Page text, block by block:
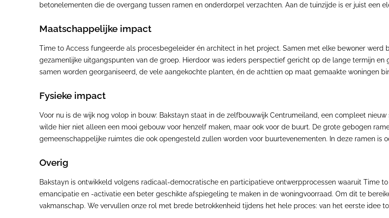
betonelementen die de overgang tussen ramen en onderdorpel verzachten. Aan de tuinzijde is er juist een
Maatschappelijke impact
Time to Access fungeerde als procesbegeleider én architect in het project. Samen met elke bewoner
gezamenlijke uitgangspunten van de groep. Hierdoor was ieders perspectief gericht op de lange termijn
samen worden georganiseerd, de vele aangekochte planten, én de achttien op maat gemaakte woningen
Fysieke impact
Voor nu is de wijk nog volop in bouw: Bakstayn staat in de zelfbouwwijk Centrumeiland, een compleet
wilde hier niet alleen een mooi gebouw voor henzelf maken, maar ook voor de buurt. De grote gebogen
gemeenschappelijke ruimtes die ook opengesteld zullen worden voor buurtevenementen. In deze ramen is
Overig
Bakstayn is ontwikkeld volgens radicaal-democratische en participatieve ontwerpprocessen waaruit Time
emancipatie en -activatie een beter geschikte afspiegeling te maken in de woningvoorraad. Om dit te
vakmanschap. We vervullen onze rol met brede betrokkenheid tijdens het hele proces: van het eerste idee